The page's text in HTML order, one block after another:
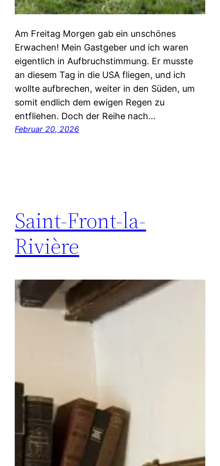
Am Freitag Morgen gab ein unschönes
Erwachen! Mein Gastgeber und ich waren
eigentlich in Aufbruchstimmung. Er musste
an diesem Tag in die USA fliegen, und ich
wollte aufbrechen, weiter in den Süden, um
somit endlich dem ewigen Regen zu
entfliehen. Doch der Reihe nach…
Februar 20, 2026
Saint-Front-la-
Rivière